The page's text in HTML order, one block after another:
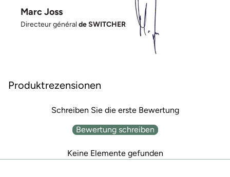
Marc Joss
Directeur général de SWITCHER
Produktrezensionen
Schreiben Sie die erste Bewertung
Bewertung schreiben
Keine Elemente gefunden